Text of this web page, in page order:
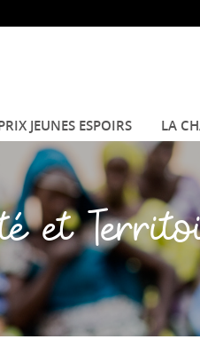
JEUNES ESPOIRS LA
et